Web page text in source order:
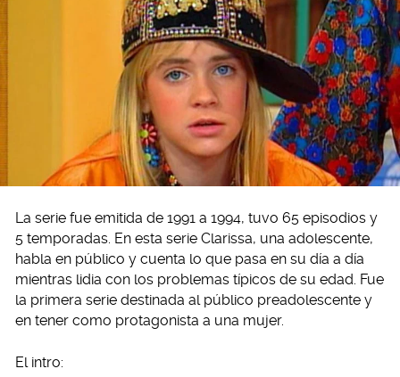
La serie fue emitida de 1991 a 1994, tuvo 65 episodios y
5 temporadas. En esta serie Clarissa, una adolescente,
habla en público y cuenta lo que pasa en su día a día
mientras lidia con los problemas típicos de su edad. Fue
la primera serie destinada al público preadolescente y
en tener como protagonista a una mujer.
El intro: